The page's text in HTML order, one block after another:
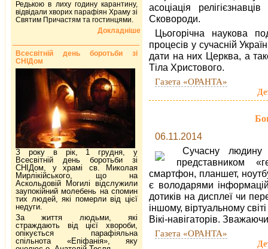
асоціація
Сковороди.
Цьогорічна наукова
процесів у сучасній
дати на них Церква, а
Тіла Христового.
Газета «ОРАНТА»
06.11.2014
Сучасну людину
представником
смартфон, планшет,
є володарями
дотиків на дисплеї чи
іншому, віртуальному
Вікі-навігаторів.
Газета «ОРАНТА»
Редькою в лиху годину карантину,
відвідали хворих парафіян Храму зі
Святим Причастям та гостинцями.
Докладніше
Всесвітній день боротьби зі
СНІДом
З року в рік, 1 грудня, у
Всесвітній день боротьби зі
СНІДом, у храмі св. Миколая
Мирлікійського, що на
Аскольдовій Могилі відслужили
заупокійний молебень на спомин
тих людей, які померли від цієї
недуги.
За життя людьми, які
страждають від цієї хвороби,
опікується парафіяльна
спільнота «Епіфанія», яку